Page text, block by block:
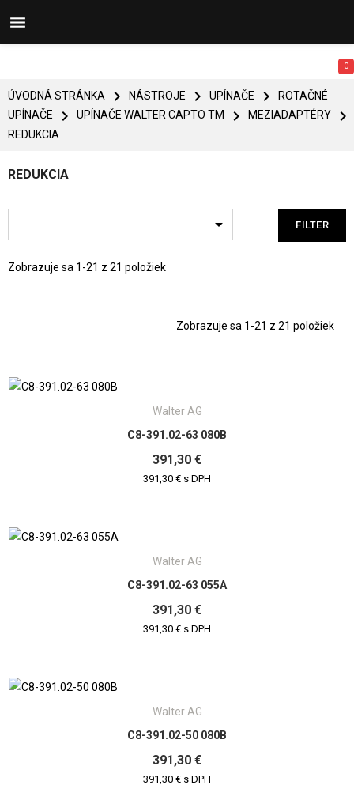

0
ÚVODNÁ STRÁNKA  NÁSTROJE  UPÍNAČE 
ROTAČNÉ
UPÍNAČE
 UPÍNAČE WALTER CAPTO TM  MEZIADAPTÉRY 
REDUKCIA
REDUKCIA
 FILTER
Zobrazuje sa 1-21 z 21 položiek
Zobrazuje sa 1-21 z 21 položiek
Walter AG
C8-391.02-63 080B
391,30 €
391,30 € s DPH
Walter AG
C8-391.02-63 055A
391,30 €
391,30 € s DPH
Walter AG
C8-391.02-50 080B
391,30 €
391,30 € s DPH